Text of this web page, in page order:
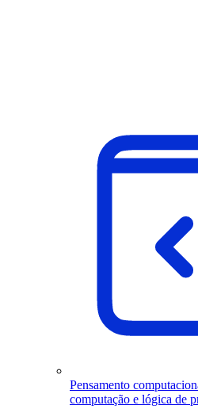
Pensamento
computação e lógica de